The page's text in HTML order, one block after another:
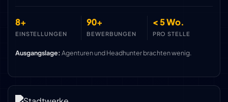
8+
EINSTELLUNGEN
90+
BEWERBUNGEN
< 5 Wo.
PRO STELLE
Ausgangslage:Agenturen und Headhunter brachten wenig.